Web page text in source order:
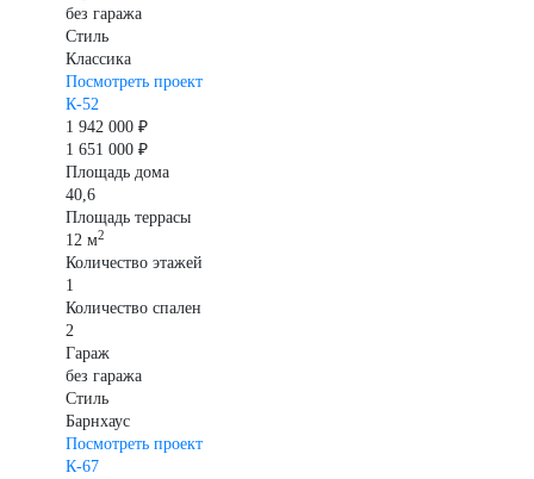
без гаража
Стиль
Классика
Посмотреть проект
К-52
1 942 000 ₽
1 651 000 ₽
Площадь дома
40,6
Площадь террасы
12 м2
Количество этажей
1
Количество спален
2
Гараж
без гаража
Стиль
Барнхаус
Посмотреть проект
К-67